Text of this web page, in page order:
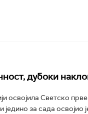
дубоки
освојила Светско
једино за сада освојио